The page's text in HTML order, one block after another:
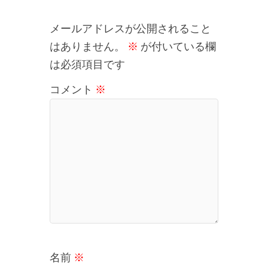
メールアドレスが公開されること
はありません。
※ が付いている欄
は必須項目です
コメント ※
名前 ※